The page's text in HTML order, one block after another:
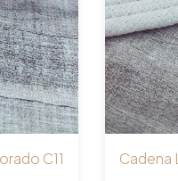
C11
Cadena